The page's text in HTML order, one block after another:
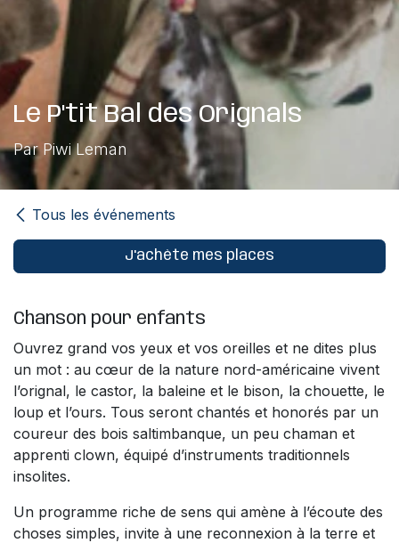
Le P'tit Bal des Orignals
Par Piwi Leman
Tous les événements
J'achète mes places
Chanson pour enfants
Ouvrez grand vos yeux et vos oreilles et ne dites plus
un mot : au cœur de la nature nord-américaine vivent
l’orignal, le castor, la baleine et le bison, la chouette, le
loup et l’ours. Tous seront chantés et honorés par un
coureur des bois saltimbanque, un peu chaman et
apprenti clown, équipé d’instruments traditionnels
insolites.
Un programme riche de sens qui amène à l’écoute des
choses simples, invite à une reconnexion à la terre et